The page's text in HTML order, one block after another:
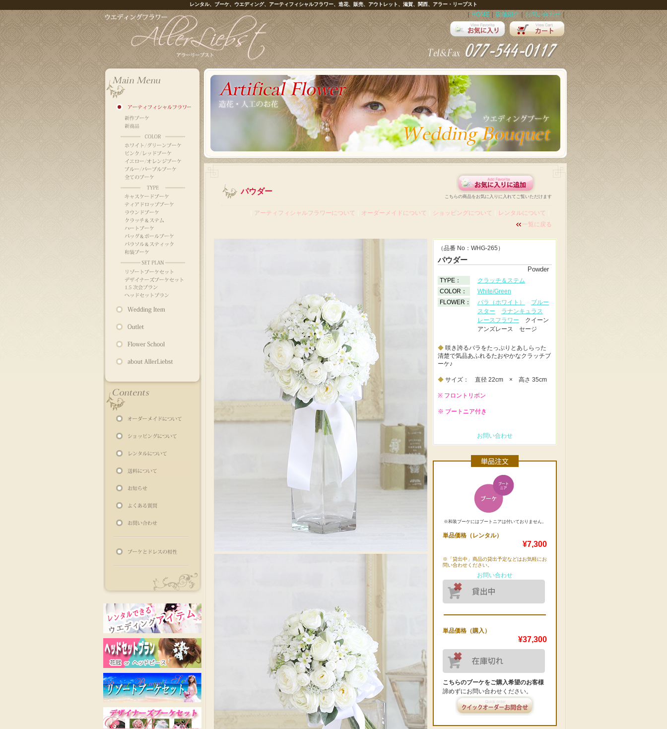
レンタル、ブーケ、ウエディング、アーティフィシャルフラワー、造花、販売、アウトレット、滋賀、関西、アラー・リープスト
｜ HOME｜ 店舗紹介 ｜お問い合わせ｜
こちらの商品をお気に入りに入れてご覧いただけます
パウダー
アーティフィシャルフラワーについて オーダーメイドについて ショッピングについて レンタルについて
一覧に戻る
（品番 No：WHG-265）
パウダー
Powder
TYPE：
クラッチ＆ステム
COLOR：
White/Green
FLOWER：
バラ（ホワイト）
ブルー
スター
ラナンキュラス
レースフラワー クイーン
アンズレース セージ
◆ 咲き誇るバラをたっぷりとあしらった
清楚で気品あふれるたおやかなクラッチブ
ーケ♪
◆ サイズ： 直径 22cm × 高さ 35cm
※ フロントリボン
※ ブートニア付き
お問い合わせ
※和装ブーケにはブートニアは付いておりません。
単品価格（レンタル）
¥7,300
※「貸出中」商品の貸出予定などはお気軽にお
問い合わせください。
お問い合わせ
単品価格（購入）
¥37,300
こちらのブーケをご購入希望のお客様
諦めずにお問い合わせください。